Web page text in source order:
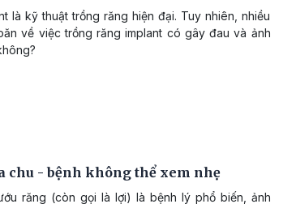
là kỹ thuật trồng răng hiện đại. Tuy nhiên, nhiều
về việc trồng răng implant có gây đau và ảnh
chu - bệnh không thể xem nhẹ
răng (còn gọi là lợi) là bệnh lý phổ biến, ảnh